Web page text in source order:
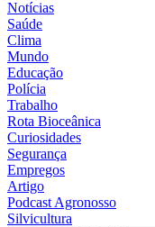
Notícias
Saúde
Clima
Mundo
Educação
Polícia
Trabalho
Rota Bioceânica
Curiosidades
Segurança
Empregos
Artigo
Podcast Agronosso
Silvicultura